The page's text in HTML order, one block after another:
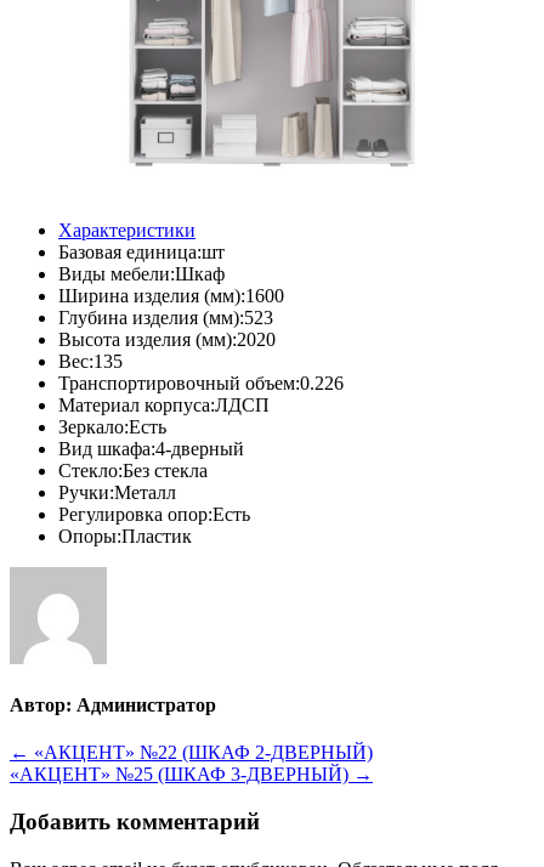
Характеристики
Базовая единица:шт
Виды мебели:Шкаф
Ширина изделия (мм):1600
Глубина изделия (мм):523
Высота изделия (мм):2020
Вес:135
Транспортировочный объем:0.226
Материал корпуса:ЛДСП
Зеркало:Есть
Вид шкафа:4-дверный
Стекло:Без стекла
Ручки:Металл
Регулировка опор:Есть
Опоры:Пластик
Автор: Администратор
Навигация
по
записям
← «АКЦЕНТ» №22 (ШКАФ 2-ДВЕРНЫЙ)
«АКЦЕНТ» №25 (ШКАФ 3-ДВЕРНЫЙ) →
Добавить комментарий